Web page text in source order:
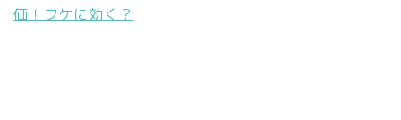
価！フケに効く？